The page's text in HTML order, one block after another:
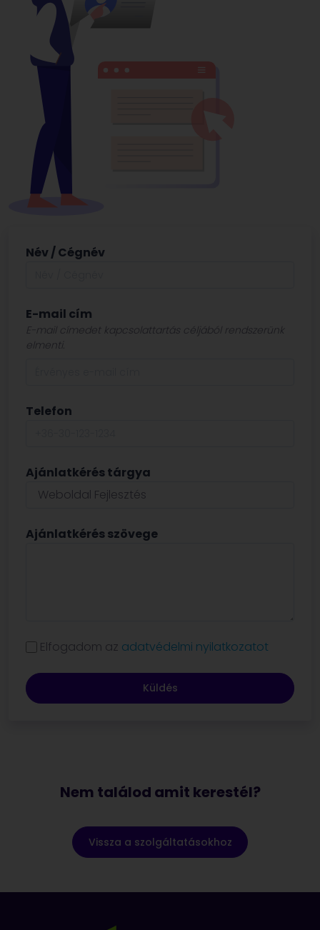
Név / Cégnév
E-mail cím
E-mail címedet kapcsolattartás céljából rendszerünk
elmenti.
Telefon
Ajánlatkérés tárgya
Ajánlatkérés szövege
Elfogadom az adatvédelmi nyilatkozatot
Küldés
Nem találod amit kerestél?
Vissza a szolgáltatásokhoz